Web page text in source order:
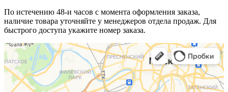
По истечению 48-и часов с момента оформления заказа,
наличие товара уточняйте у менеджеров отдела продаж. Для
быстрого доступа укажите номер заказа.